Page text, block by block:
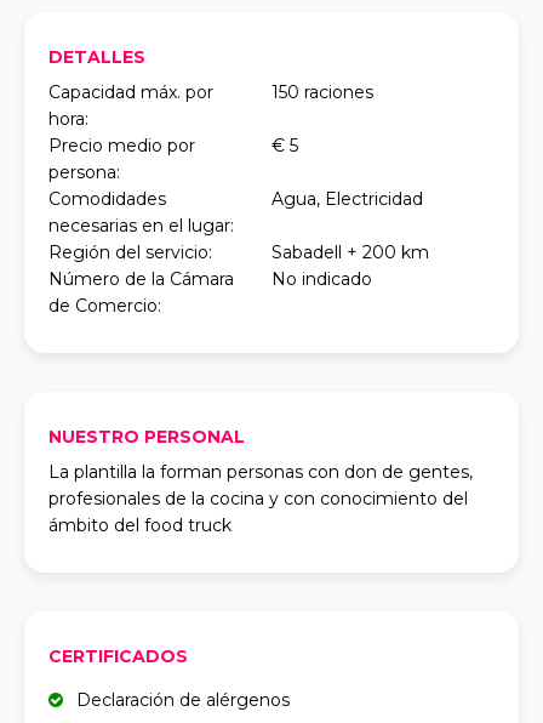
DETALLES
Capacidad máx. por
hora:
150 raciones
Precio medio por
persona:
€ 5
Comodidades
necesarias en el lugar:
Agua, Electricidad
Región del servicio:
Sabadell + 200 km
Número de la Cámara
de Comercio:
No indicado
NUESTRO PERSONAL
La plantilla la forman personas con don de gentes,
profesionales de la cocina y con conocimiento del
ámbito del food truck
CERTIFICADOS
Declaración de alérgenos